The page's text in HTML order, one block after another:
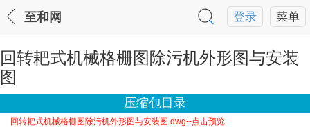
菜单
登录
至和网
回转耙式机械格栅图除污机外形图与安装
图
压缩包目录
回转耙式机械格栅图除污机外形图与安装图.dwg--点击预览